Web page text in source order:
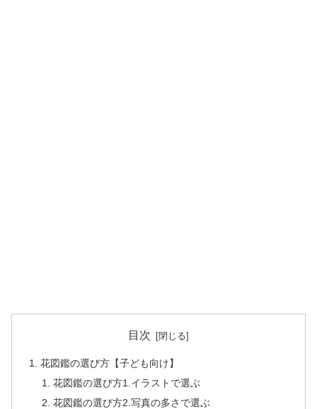
目次
花図鑑の選び方【子ども向け】
花図鑑の選び方1.イラストで選ぶ
花図鑑の選び方2.写真の多さで選ぶ